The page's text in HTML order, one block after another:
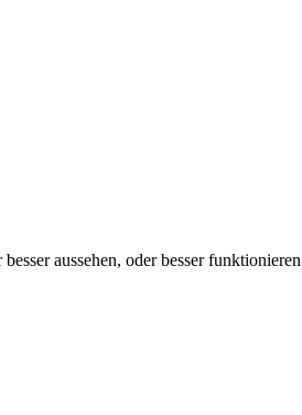
aussehen, oder besser